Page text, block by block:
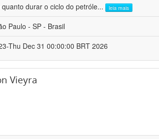
durar o ciclo do petróle... leia mais
Paulo - SP - Brasil
Thu Dec 31 00:00:00 BRT 2026
Vieyra